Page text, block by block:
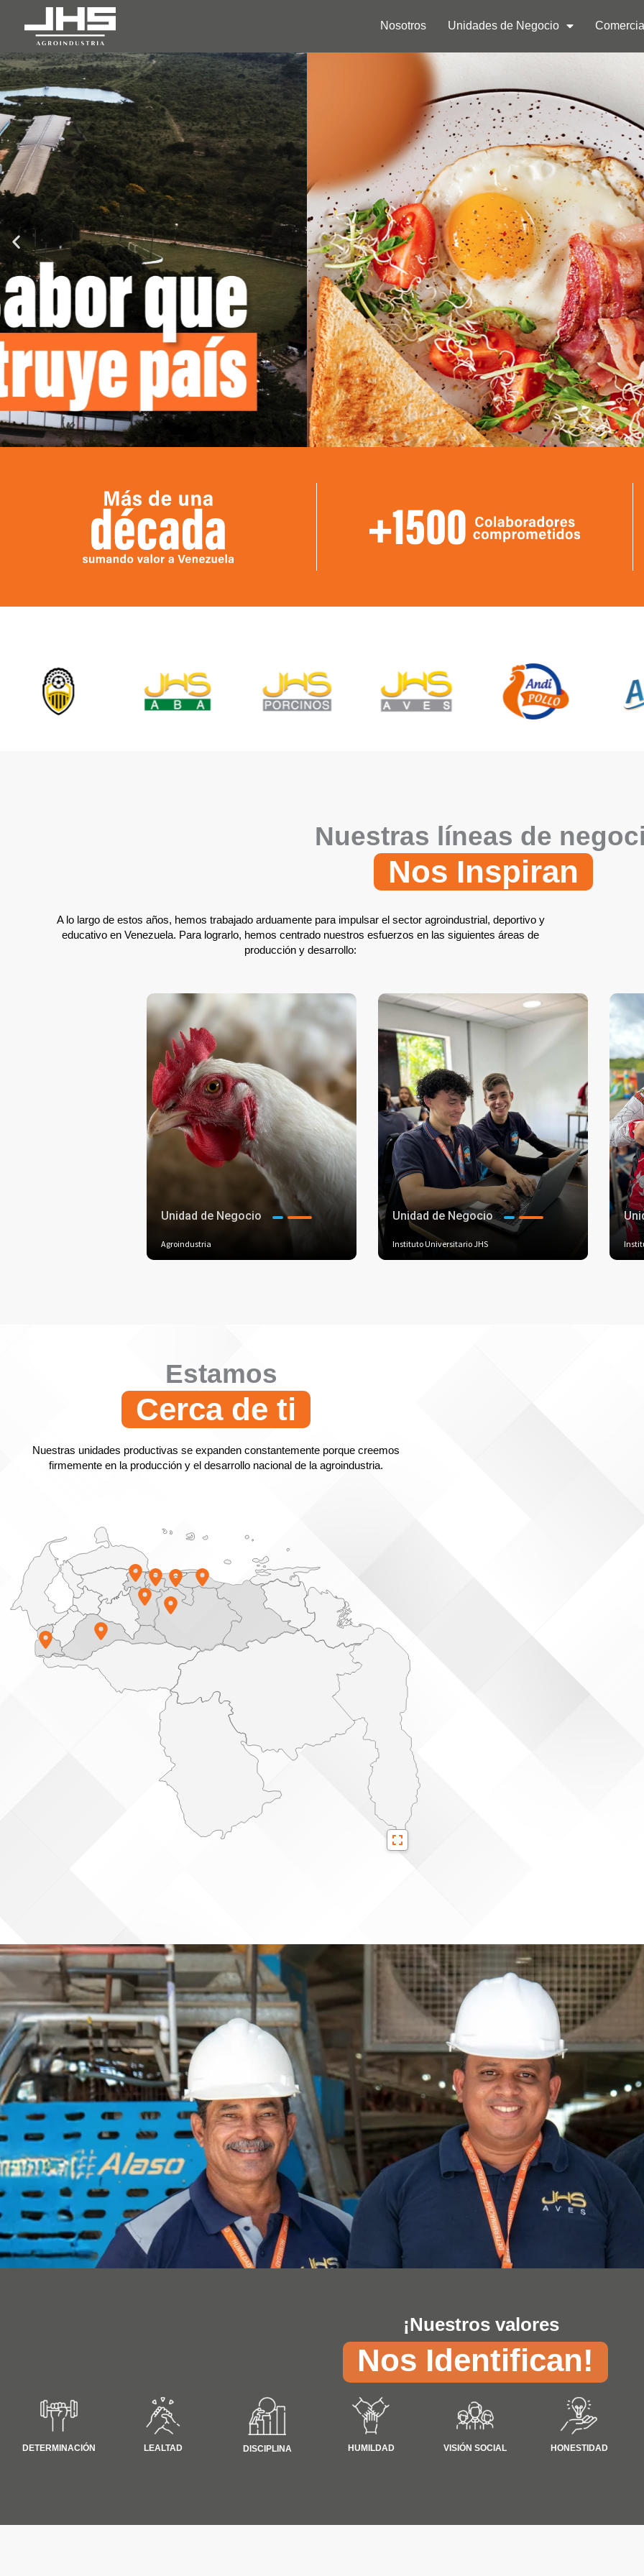
Nosotros Unidades de Negocio
Nuestras líneas de
Nos Inspiran
A lo largo de estos años, hemos trabajado arduamente para impulsar el sector agroindustrial, deportivo y
educativo en Venezuela. Para lograrlo, hemos centrado nuestros esfuerzos en las siguientes áreas de
producción y desarrollo:
Unidad de Negocio
Agroindustria
Unidad de Negocio
Instituto Universitario JHS
Estamos
Cerca de ti
Nuestras unidades productivas se expanden constantemente porque creemos
firmemente en la producción y el desarrollo nacional de la agroindustria.
¡Nuestros valores
Nos Identifican!
DETERMINACIÓN LEALTAD DISCIPLINA HUMILDAD VISIÓN SOCIAL HONESTIDAD